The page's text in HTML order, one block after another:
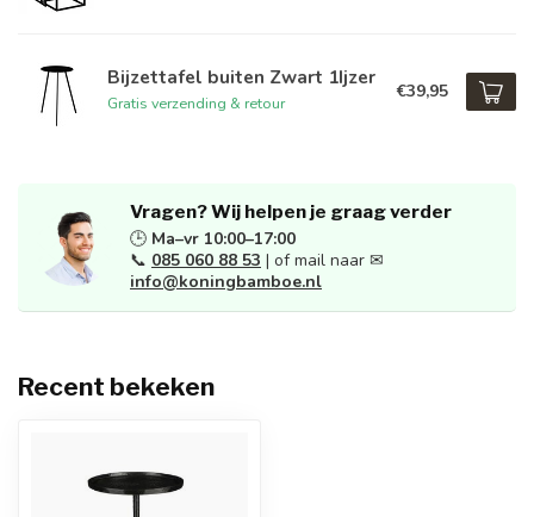
Bijzettafel buiten Zwart 1Ijzer
Gratis verzending & retour
€39,95
Vragen? Wij helpen je graag verder
🕒 Ma–vr 10:00–17:00
📞 085 060 88 53 | of mail naar ✉
info@koningbamboe.nl
Recent bekeken